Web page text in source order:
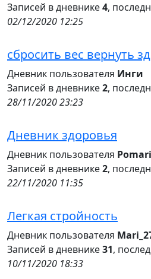
Записей в дневнике4,
02/12/2020 12:25
сбросить вес вернуть
Дневник пользователя Инги
Записей в дневнике2,
28/11/2020 23:23
Дневник здоровья
Дневник пользователя
Записей в дневнике2,
22/11/2020 11:35
Легкая стройность
Дневник пользователя
Записей в дневнике31,
10/11/2020 18:33